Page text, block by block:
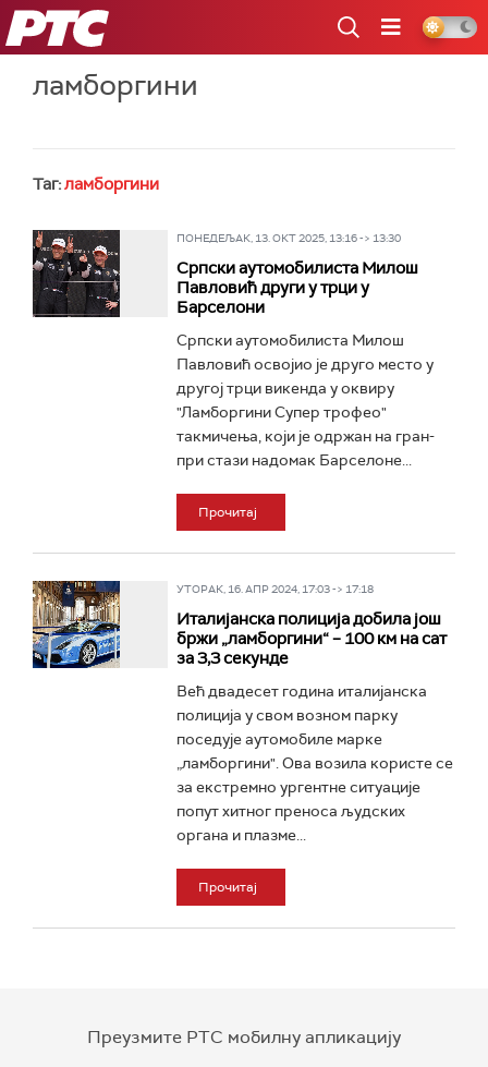
РТС
ламборгини
Таг:ламборгини
ПОНЕДЕЉАК, 13. ОКТ 2025, 13:16 -> 13:30
Српски аутомобилиста Милош
Павловић други у трци у
Барселони
Српски аутомобилиста Милош
Павловић освојио је друго место у
другој трци викенда у оквиру
"Ламборгини Супер трофео"
такмичења, који је одржан на гран-
при стази надомак Барселоне...
Прочитај
УТОРАК, 16. АПР 2024, 17:03 -> 17:18
Италијанска полиција добила још
бржи „ламборгини“ – 100 км на сат
за 3,3 секунде
Већ двадесет година италијанска
полиција у свом возном парку
поседује аутомобиле марке
„ламборгини". Ова возила користе се
за екстремно ургентне ситуације
попут хитног преноса људских
органа и плазме...
Прочитај
Преузмите РТС мобилну апликацију